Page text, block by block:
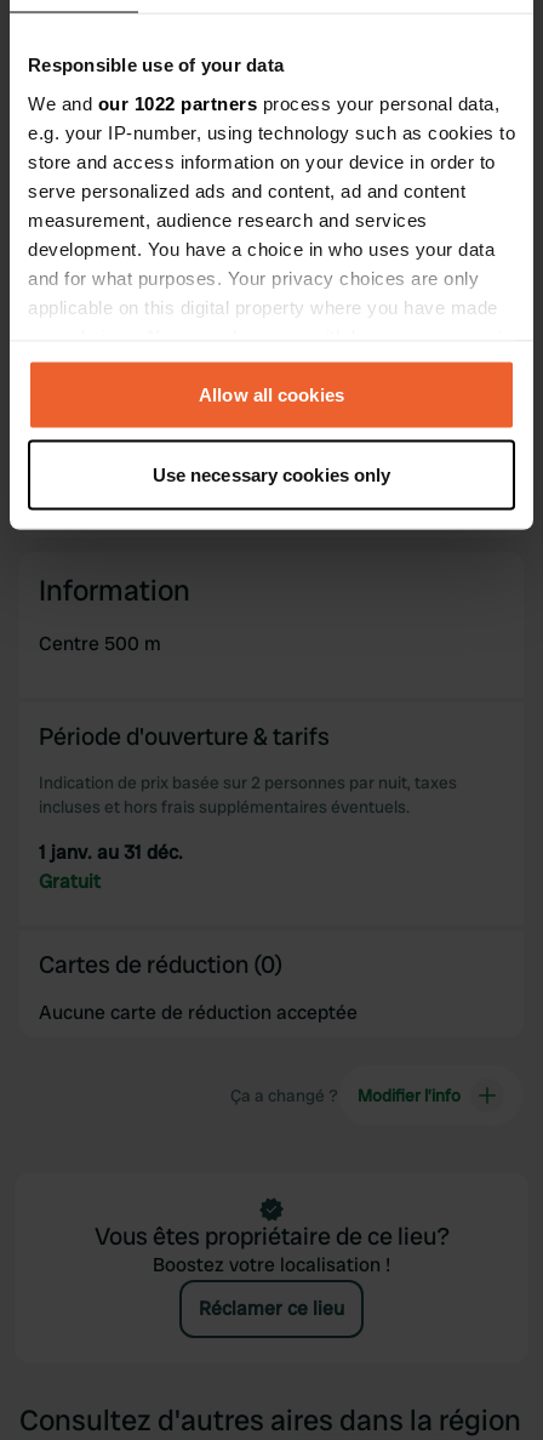
Responsible use of your data
We and our 1022 partners process your personal data,
e.g. your IP-number, using technology such as cookies to
store and access information on your device in order to
serve personalized ads and content, ad and content
measurement, audience research and services
development. You have a choice in who uses your data
and for what purposes. Your privacy choices are only
applicable on this digital property where you have made
any time from the Cookie Declaration or by clicking on
the Privacy trigger icon.
Collect information about your geographical location
which can be accurate to within several meters
Find out more about how your personal data is processed
and set your preferences in the
provide social media features and to analyse our traffic.
our social media, advertising and analytics partners who
may combine it with other information that you’ve
provided to them or that they’ve collected from your use
of their services.
Allow all cookies
Use necessary cookies only
Coordonnées
44° 30' 34" N 3° 39' 25" E
Copie
44.50951 3.65698
Code du site
12452 Copie
Passer àPRO+
pour toutes les coordonnées PRO+
Appelez l'emplacement Copie
Information
Centre 500 m
Période d'ouverture & tarifs
Indication de prix basée sur 2 personnes par nuit, taxes
incluses et hors frais supplémentaires éventuels.
1 janv. au 31 déc.
Gratuit
Cartes de réduction (0)
Aucune carte de réduction acceptée
Ça a changé ? Modifier l’info
Vous êtes propriétaire de ce lieu?
Boostez votre localisation !
Réclamer ce lieu
Consultez d'autres aires dans la région